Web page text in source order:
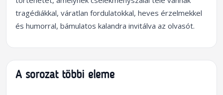
tragédiákkal, váratlan fordulatokkal, heves érzelmekkel
és humorral, bámulatos kalandra invitálva az olvasót.
A sorozat többi eleme